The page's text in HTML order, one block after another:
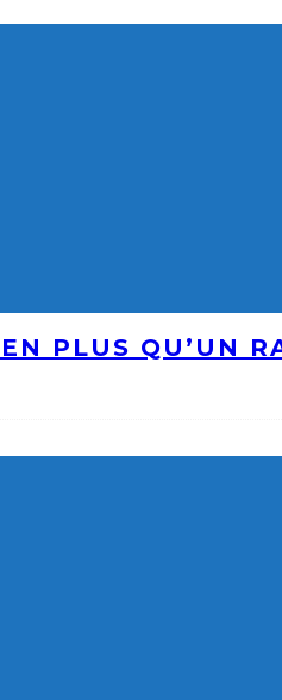
PLUS QU’UN